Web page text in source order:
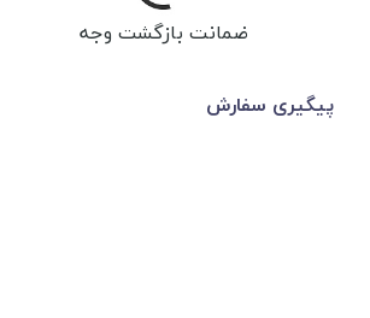
ضمانت بازگشت وجه
پیگیری سفارش